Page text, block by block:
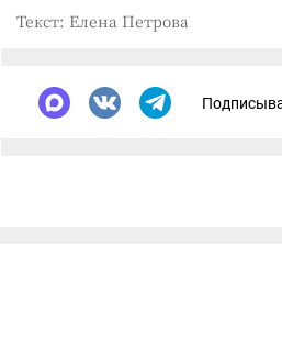
Текст: Елена Петрова